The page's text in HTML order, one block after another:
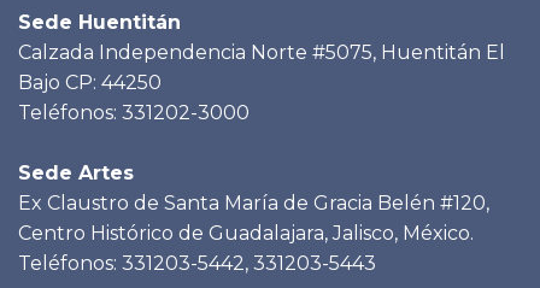
Sede Huentitán
Calzada Independencia Norte #5075, Huentitán El
Bajo CP: 44250
Teléfonos: 331202-3000
Sede Artes
Ex Claustro de Santa María de Gracia Belén #120,
Centro Histórico de Guadalajara, Jalisco, México.
Teléfonos: 331203-5442, 331203-5443